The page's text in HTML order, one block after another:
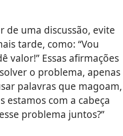
de uma discussão, evite
tarde, como: “Vou
valor!” Essas afirmações
o problema, apenas
palavras que magoam,
estamos com a cabeça
problema juntos?”